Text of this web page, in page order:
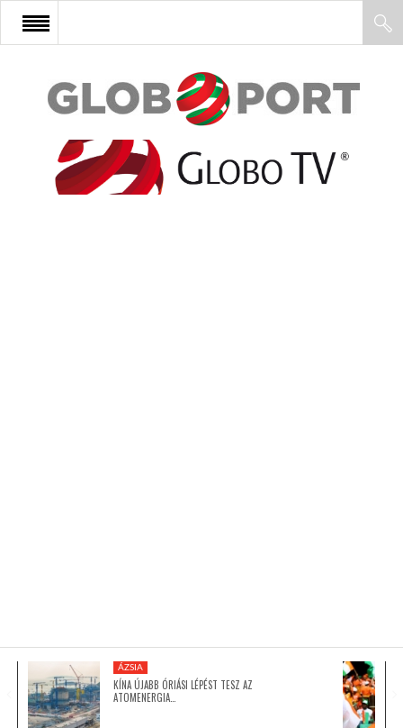
FŐOLDAL
AFRIKA
ÁZSIA
KÍNA ÚJABB ÓRIÁSI LÉPÉST TESZ AZ
ATOMENERGIA…